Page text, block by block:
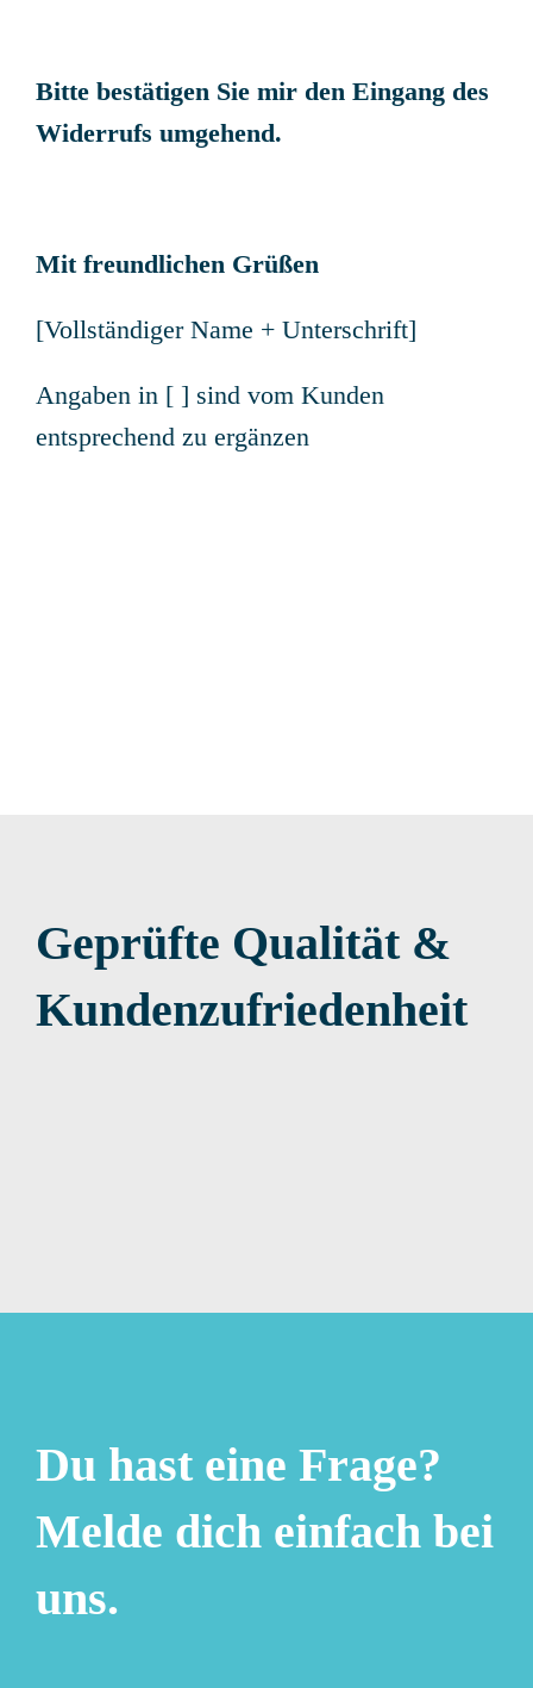
Bitte bestätigen Sie mir den Eingang des
Widerrufs umgehend.
Mit freundlichen Grüßen
[Vollständiger Name + Unterschrift]
Angaben in [ ] sind vom Kunden
entsprechend zu ergänzen
Geprüfte Qualität &
Kundenzufriedenheit
Du hast eine Frage?
Melde dich einfach bei
uns.